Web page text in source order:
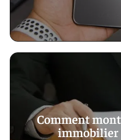
Comment
immobilier